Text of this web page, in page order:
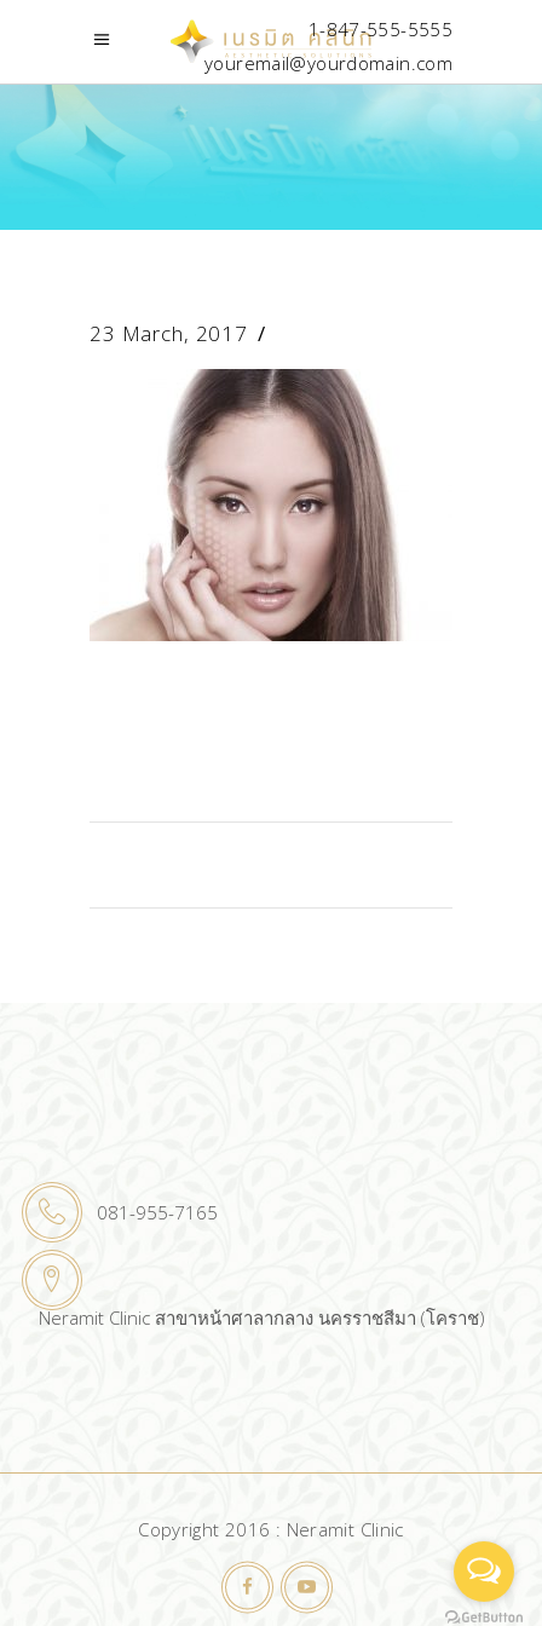
1-847-555-5555
youremail@yourdomain.com
23 March, 2017
081-955-7165
Neramit Clinic สาขาหน้าศาลากลาง นครราชสีมา (โคราช)
Copyright 2016 : Neramit Clinic